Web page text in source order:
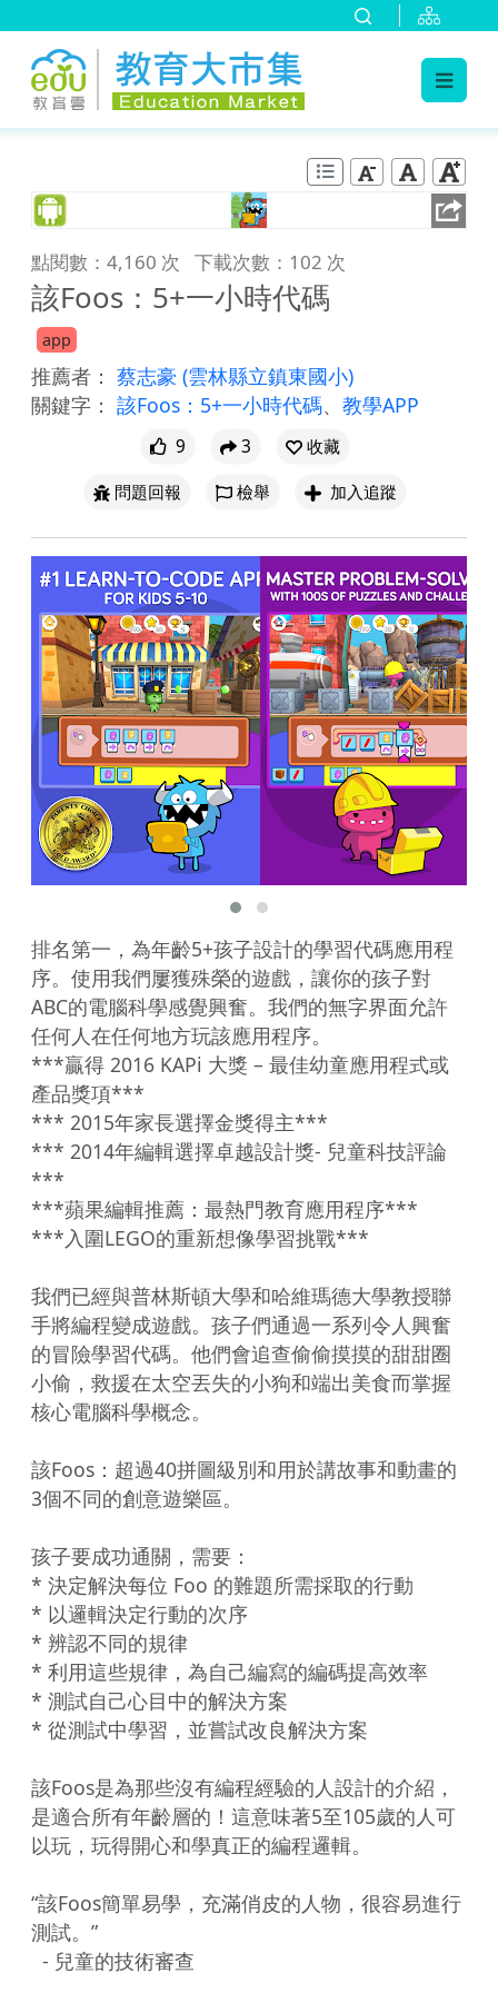
點閱數：4,160 次 下載次數：102 次
該Foos：5+一小時代碼
app
推薦者： 蔡志豪 (雲林縣立鎮東國小)
關鍵字： 該Foos：5+一小時代碼、 教學APP
9 3
收藏
問題回報
檢舉 加入追蹤
排名第一，為年齡5+孩子設計的學習代碼應用程
序。使用我們屢獲殊榮的遊戲，讓你的孩子對
ABC的電腦科學感覺興奮。我們的無字界面允許
任何人在任何地方玩該應用程序。
***贏得 2016 KAPi 大獎 – 最佳幼童應用程式或
產品獎項***
*** 2015年家長選擇金獎得主***
*** 2014年編輯選擇卓越設計獎- 兒童科技評論
***
***蘋果編輯推薦：最熱門教育應用程序***
***入圍LEGO的重新想像學習挑戰***
我們已經與普林斯頓大學和哈維瑪德大學教授聯
手將編程變成遊戲。孩子們通過一系列令人興奮
的冒險學習代碼。他們會追查偷偷摸摸的甜甜圈
小偷，救援在太空丟失的小狗和端出美食而掌握
核心電腦科學概念。
該Foos：超過40拼圖級別和用於講故事和動畫的
3個不同的創意遊樂區。
孩子要成功通關，需要：
* 決定解決每位 Foo 的難題所需採取的行動
* 以邏輯決定行動的次序
* 辨認不同的規律
* 利用這些規律，為自己編寫的編碼提高效率
* 測試自己心目中的解決方案
* 從測試中學習，並嘗試改良解決方案
該Foos是為那些沒有編程經驗的人設計的介紹，
是適合所有年齡層的！這意味著5至105歲的人可
以玩，玩得開心和學真正的編程邏輯。
“該Foos簡單易學，充滿俏皮的人物，很容易進行
測試。”